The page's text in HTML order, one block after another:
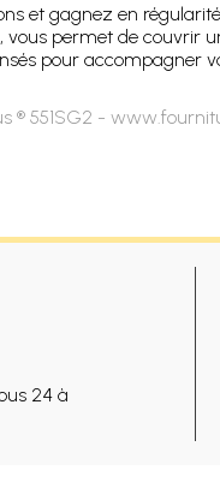
et gagnez en
vous permet de couvrir
pour accompagner
® 551SG2 -
24 à